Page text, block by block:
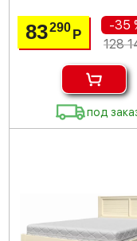
83290Р
-35
128
под